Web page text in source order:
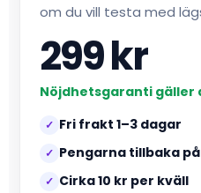
om du vill testa med
299 kr
Nöjdhetsgaranti gäller
✓ Fri frakt 1–3 dagar
✓ Pengarna tillbaka
✓ Cirka 10 kr per kväll